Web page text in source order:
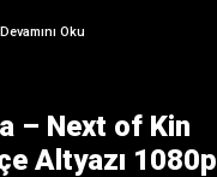
Devamını Oku
– Next of Kin
Altyazı 1080p